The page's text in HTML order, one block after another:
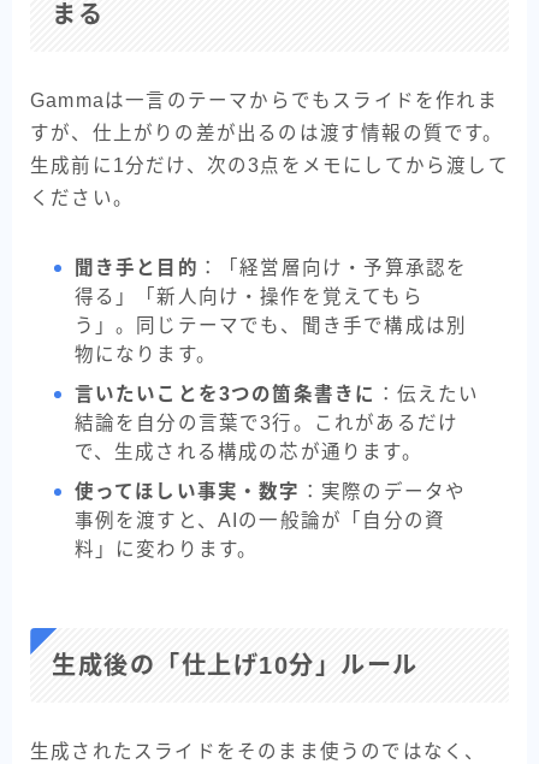
まる
Gammaは一言のテーマからでもスライドを作れま
すが、仕上がりの差が出るのは渡す情報の質です。
生成前に1分だけ、次の3点をメモにしてから渡して
ください。
聞き手と目的 ：「経営層向け・予算承認を
得る」「新人向け・操作を覚えてもら
う」。同じテーマでも、聞き手で構成は別
物になります。
言いたいことを3つの箇条書きに ：伝えたい
結論を自分の言葉で3行。これがあるだけ
で、生成される構成の芯が通ります。
使ってほしい事実・数字 ：実際のデータや
事例を渡すと、AIの一般論が「自分の資
料」に変わります。
生成後の「仕上げ10分」ルール
生成されたスライドをそのまま使うのではなく、